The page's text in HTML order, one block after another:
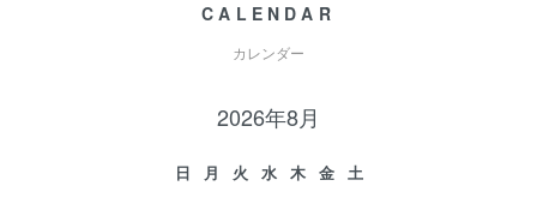
CALENDAR
カレンダー
2026年8月
日 月 火 水 木 金
土